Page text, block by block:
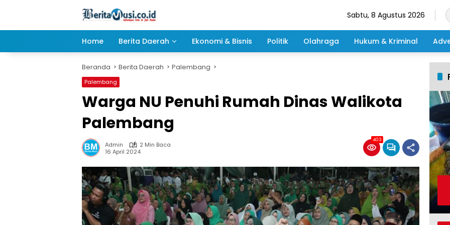
Sabtu, 8 Agustus 2026
Home Berita Daerah Ekonomi & Bisnis Politik Olahraga Hukum & Kriminal
Beranda Berita Daerah Palembang
Palembang
Warga NU Penuhi Rumah Dinas Walikota
Palembang
Admin
2 Min Baca
16 April 2024
403